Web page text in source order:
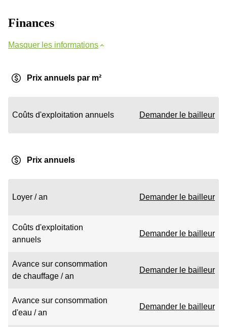
Finances
Masquer les informations
Prix annuels par m²
Coûts d'exploitation annuels Demander le bailleur
Prix annuels
Loyer / an Demander le bailleur
Coûts d'exploitation
annuels
Demander le bailleur
Avance sur consommation
de chauffage / an
Demander le bailleur
Avance sur consommation
d'eau / an
Demander le bailleur